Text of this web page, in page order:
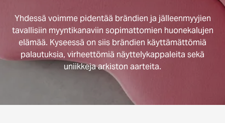
Yhdessä voimme pidentää brändien ja jälleenmyyjien
tavallisiin myyntikanaviin sopimattomien huonekalujen
elämää. Kyseessä on siis brändien käyttämättömiä
palautuksia, virheettömiä näyttelykappaleita sekä
uniikkeja arkiston aarteita.